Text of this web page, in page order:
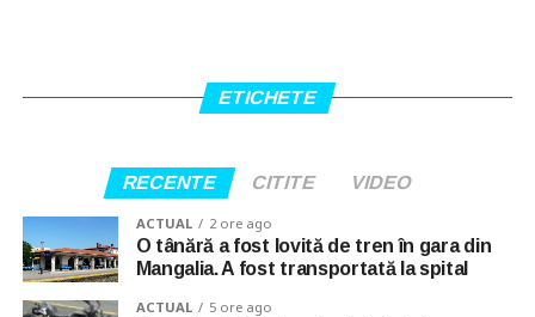
ETICHETE
RECENTE CITITE VIDEO
ACTUAL 2 ore ago
O tânără a fost lovită de tren în gara din
Mangalia. A fost transportată la spital
ACTUAL 5 ore ago